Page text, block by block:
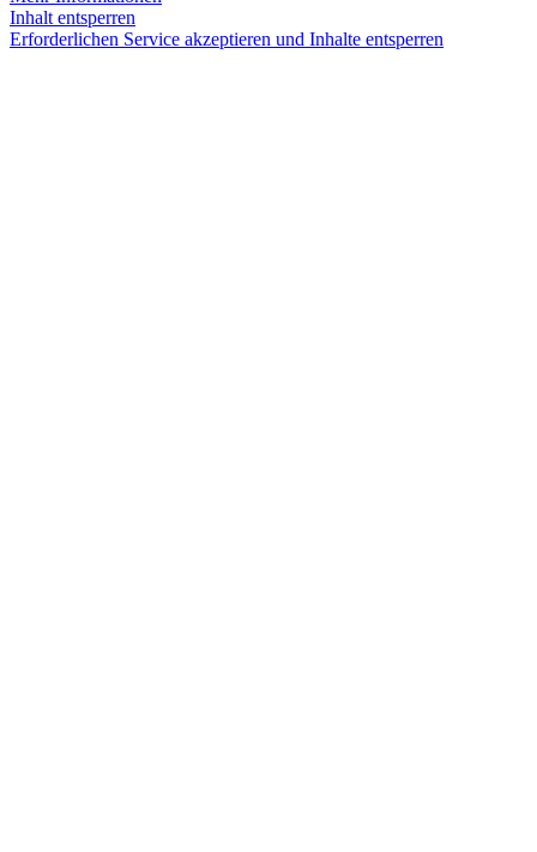
Inhalt entsperren
Erforderlichen Service akzeptieren und Inhalte entsperren